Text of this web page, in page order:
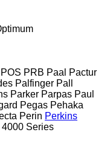
POS PRB Paal
Pactur
Palfinger Pall
Parker Parpas Paul
Pegas Pehaka
Perin Perkins
4000 Series